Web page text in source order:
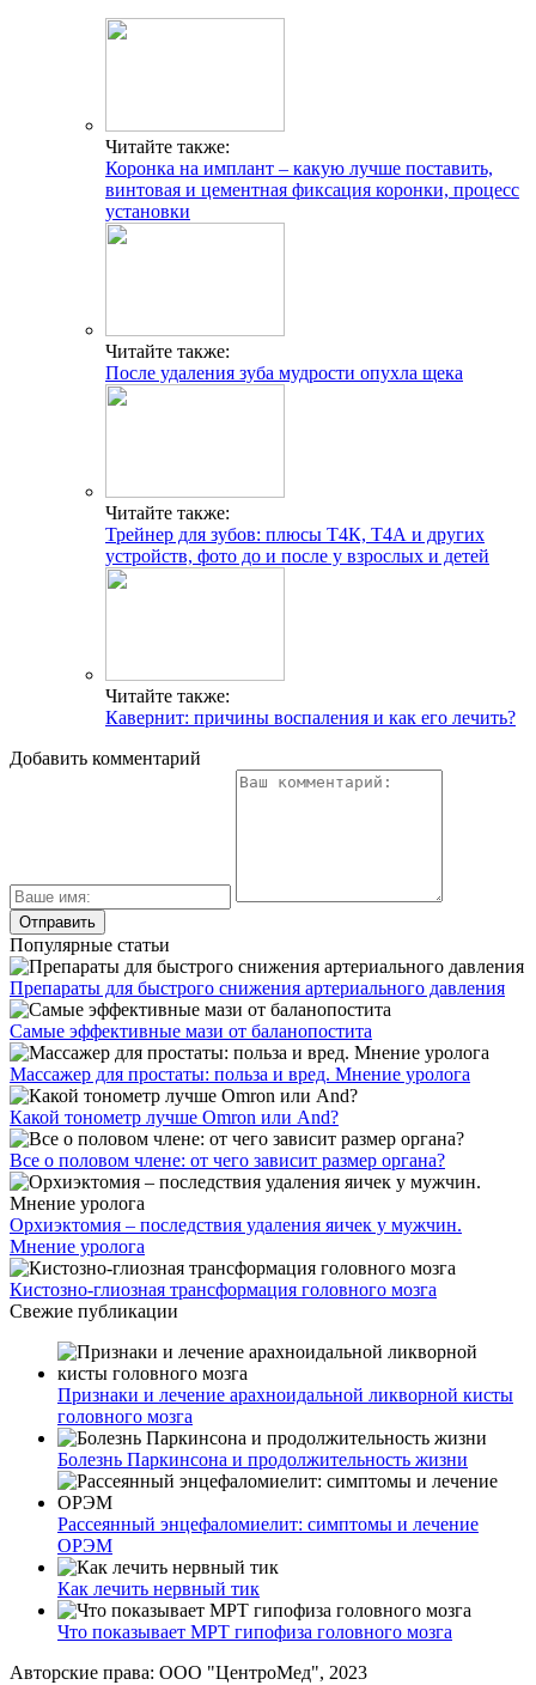
Читайте также:
Коронка на имплант – какую лучше поставить,
винтовая и цементная фиксация коронки, процесс
установки
Читайте также:
После удаления зуба мудрости опухла щека
Читайте также:
Трейнер для зубов: плюсы Т4К, Т4А и других
устройств, фото до и после у взрослых и детей
Читайте также:
Кавернит: причины воспаления и как его лечить?
Добавить комментарий
Популярные статьи
Препараты для быстрого снижения артериального давления
Самые эффективные мази от баланопостита
Массажер для простаты: польза и вред. Мнение уролога
Какой тонометр лучше Omron или And?
Все о половом члене: от чего зависит размер органа?
Орхиэктомия – последствия удаления яичек у мужчин.
Мнение уролога
Кистозно-глиозная трансформация головного мозга
Свежие публикации
Признаки и лечение арахноидальной ликворной кисты
головного мозга
Болезнь Паркинсона и продолжительность жизни
Рассеянный энцефаломиелит: симптомы и лечение
ОРЭМ
Как лечить нервный тик
Что показывает МРТ гипофиза головного мозга
Авторские права: ООО "ЦентроМед", 2023